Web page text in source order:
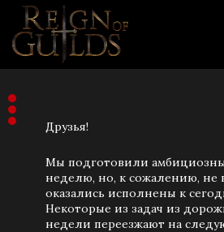
Друзья!
Мы подготовили
неделю, но, к сожалению, не
оказались исполнены к
Некоторые из задач из
недели переезжают на